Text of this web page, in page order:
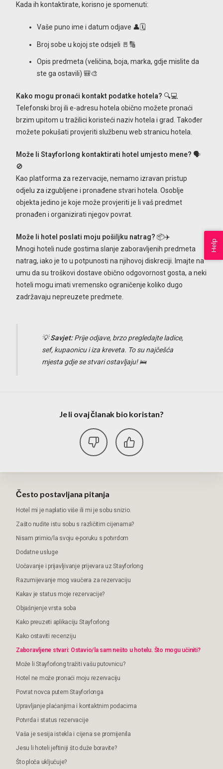
Kada ih kontaktirate, korisno je spomenuti:
Vaše puno ime i datum odjave 👤🗓️
Broj sobe u kojoj ste odsjeli 🚪🔢
Opis predmeta (veličina, boja, marka, gdje mislite da
ste ga ostavili) 🎒🎨
Kako mogu pronaći kontakt podatke hotela? 🔍💻
Telefonski broj ili e-adresu hotela obično možete pronaći
brzim upitom u tražilici koristeći naziv hotela i grad. Također
možete pokušati provjeriti službenu web stranicu hotela.
Može li Stayforlong kontaktirati hotel umjesto mene? 🗣️
🚫
Kao platforma za rezervacije, nemamo izravan pristup
odjelu za izgubljene i pronađene stvari hotela. Osoblje
objekta jedino je koje može provjeriti je li vaš predmet
pronađen i organizirati njegov povrat.
Može li hotel poslati moju pošiljku natrag? 📦✈️
Mnogi hoteli nude gostima slanje zaboravljenih predmeta
natrag, iako je to u potpunosti na njihovoj diskreciji. Imajte na
umu da su troškovi dostave obično odgovornost gosta, a neki
hoteli mogu imati vremensko ograničenje koliko dugo
zadržavaju nepreuzete predmete.
💡Savjet:Prije odjave, brzo pregledajte ladice,
sef, kupaonicu i iza kreveta. To su najčešća
mjesta gdje se stvari ostavljaju! 🛌
Je li ovaj članak bio koristan?
Često postavljana pitanja
Hotel mi je naplatio više ili mi je sobu snizio.
Zašto nudite istu sobu s različitim cijenama?
Nisam primio/la svoju e-poruku s potvrdom
Dodatne usluge
Uočavanje i prijavljivanje prijevara uz Stayforlong
Razumijevanje mog vaučera za rezervaciju
Kakav je status moje rezervacije?
Objašnjenje vrsta soba
Kako preuzeti aplikaciju Stayforlong
Kako ostaviti recenziju
Zaboravljene stvari: Ostavio/la sam nešto u hotelu. Što mogu učiniti?
Može li Stayforlong tražiti vašu putovnicu?
Hotel ne može pronaći moju rezervaciju
Povrat novca putem Stayforlonga
Upravljanje plaćanjima i kontaktnim podacima
Potvrda i status rezervacije
Vaša je sesija istekla i cijena se promijenila
Jesu li hoteli jeftiniji što duže boravite?
Što ploča uključuje?
Help